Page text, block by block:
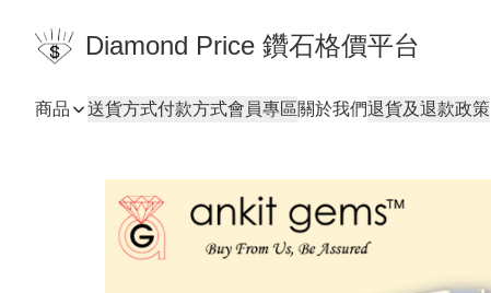
Diamond Price 鑽石格價平台
商品 送貨方式付款方式會員專區關於我們退貨及退款政策